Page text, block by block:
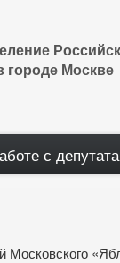
городе Москве
с